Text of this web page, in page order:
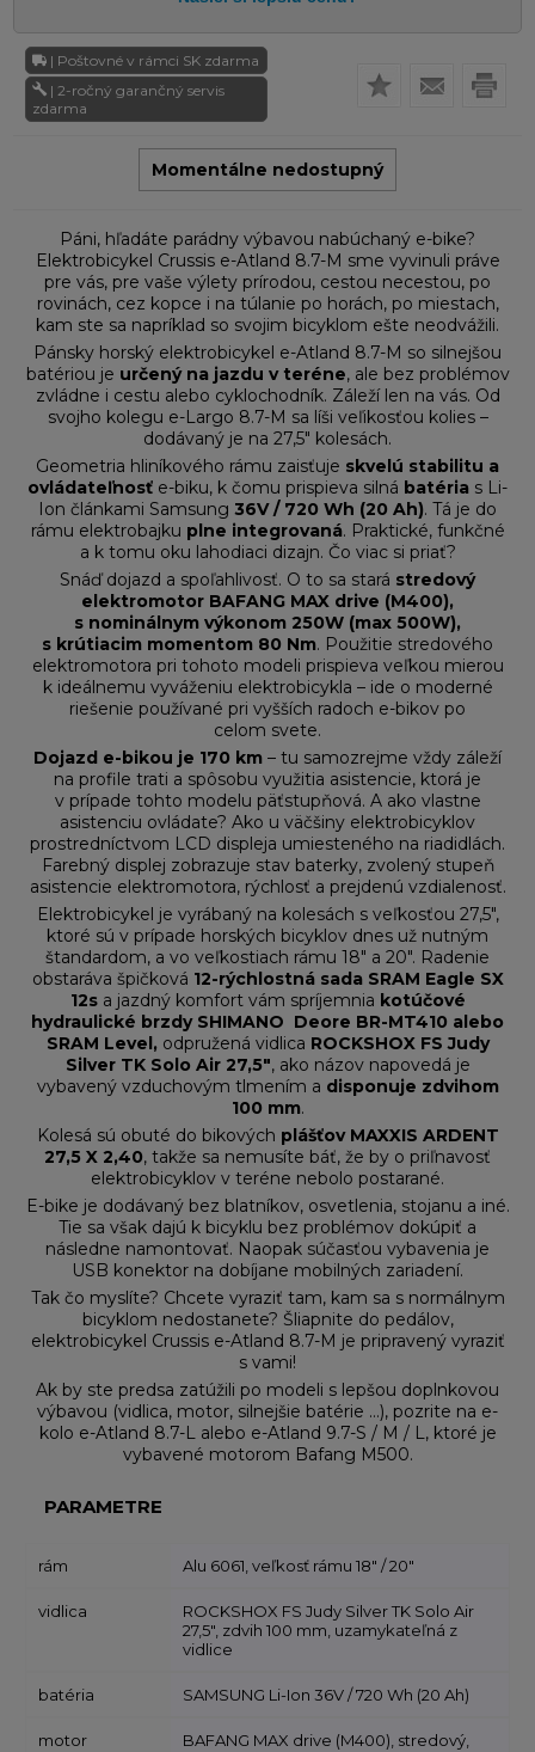
| Poštovné v rámci SK zdarma
| 2-ročný garančný servis
zdarma
Momentálne nedostupný
Páni, hľadáte parádny výbavou nabúchaný e-bike?
Elektrobicykel Crussis e-Atland 8.7-M sme vyvinuli práve
pre vás, pre vaše výlety prírodou, cestou necestou, po
rovinách, cez kopce i na túlanie po horách, po miestach,
kam ste sa napríklad so svojim bicyklom ešte neodvážili.
Pánsky horský elektrobicykel e-Atland 8.7-M so silnejšou
batériou je určený na jazdu v teréne, ale bez problémov
zvládne i cestu alebo cyklochodník. Záleží len na vás. Od
svojho kolegu e-Largo 8.7-M sa líši veľikosťou kolies –
dodávaný je na 27,5" kolesách.
Geometria hliníkového rámu zaisťuje skvelú stabilitu a
ovládateľnosť e-biku, k čomu prispieva silná batéria s Li-
Ion článkami Samsung 36V / 720 Wh (20 Ah). Tá je do
rámu elektrobajku plne integrovaná. Praktické, funkčné
a k tomu oku lahodiaci dizajn. Čo viac si priať?
Snáď dojazd a spoľahlivosť. O to sa stará stredový
elektromotor BAFANG MAX drive (M400),
s nominálnym výkonom 250W (max 500W),
s krútiacim momentom 80 Nm. Použitie stredového
elektromotora pri tohoto modeli prispieva veľkou mierou
k ideálnemu vyváženiu elektrobicykla – ide o moderné
riešenie používané pri vyšších radoch e-bikov po
celom svete.
Dojazd e-bikou je 170 km – tu samozrejme vždy záleží
na profile trati a spôsobu využitia asistencie, ktorá je
v prípade tohto modelu päťstupňová. A ako vlastne
asistenciu ovládate? Ako u väčšiny elektrobicyklov
prostredníctvom LCD displeja umiesteného na riadidlách.
Farebný displej zobrazuje stav baterky, zvolený stupeň
asistencie elektromotora, rýchlosť a prejdenú vzdialenosť.
Elektrobicykel je vyrábaný na kolesách s veľkosťou 27,5",
ktoré sú v prípade horských bicyklov dnes už nutným
štandardom, a vo veľkostiach rámu 18" a 20". Radenie
obstaráva špičková 12-rýchlostná sada SRAM Eagle SX
12sa jazdný komfort vám spríjemnia kotúčové
hydraulické brzdy SHIMANO Deore BR-MT410 alebo
SRAM Level,odpružená vidlica ROCKSHOX FS Judy
Silver TK Solo Air 27,5", ako názov napovedá je
vybavený vzduchovým tlmením a disponuje zdvihom
100 mm.
Kolesá sú obuté do bikových plášťov MAXXIS ARDENT
27,5 X 2,40, takže sa nemusíte báť, že by o priľnavosť
elektrobicyklov v teréne nebolo postarané.
E-bike je dodávaný bez blatníkov, osvetlenia, stojanu a iné.
Tie sa však dajú k bicyklu bez problémov dokúpiť a
následne namontovať. Naopak súčasťou vybavenia je
USB konektor na dobíjane mobilných zariadení.
Tak čo myslíte? Chcete vyraziť tam, kam sa s normálnym
bicyklom nedostanete? Šliapnite do pedálov,
elektrobicykel Crussis e-Atland 8.7-M je pripravený vyraziť
s vami!
Ak by ste predsa zatúžili po modeli s lepšou doplnkovou
výbavou (vidlica, motor, silnejšie batérie …), pozrite na e-
kolo e-Atland 8.7-L alebo e-Atland 9.7-S / M / L, ktoré je
vybavené motorom Bafang M500.
PARAMETRE
rám Alu 6061, veľkosť rámu 18" / 20"
vidlica
ROCKSHOX FS Judy Silver TK Solo Air
27,5", zdvih 100 mm, uzamykateľná z
vidlice
batéria SAMSUNG Li-Ion 36V / 720 Wh (20 Ah)
motor
BAFANG MAX drive (M400), stredový,